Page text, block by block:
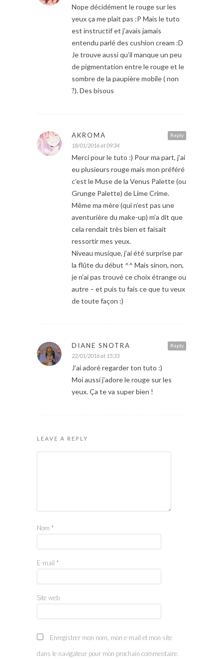
Nope décidément le rouge sur les
yeux ça me plait pas :P Mais le tuto
est instructif et j’avais jamais
entendu parlé des cushion cream :D
Je trouve aussi qu’il manque un peu
de pigmentation entre le rouge et le
sombre de la paupière mobile ( non
?). Des bisous
Reply
AKROMA
18/01/2016 at 09:34
Merci pour le tuto :) Pour ma part, j’ai
eu plusieurs rouge mais mon préféré
c’est le Muse de la Venus Palette (ou
Grunge Palette) de Lime Crime.
Même ma mère (qui n’est pas une
aventurière du make-up) m’a dit que
cela rendait très bien et faisait
ressortir mes yeux.
Niveau musique, j’ai été surprise par
la flûte du début ^^ Mais sinon, non,
je n’ai pas trouvé ce choix étrange ou
autre – et puis tu fais ce que tu veux
de toute façon :)
Reply
DIANE SNOTRA
22/01/2016 at 15:33
J’ai adoré regarder ton tuto :)
Moi aussi j’adore le rouge sur les
yeux. Ça te va super bien !
LEAVE A REPLY
Nom *
E-mail *
Site web
Enregistrer mon nom, mon e-mail et mon site
dans le navigateur pour mon prochain commentaire.